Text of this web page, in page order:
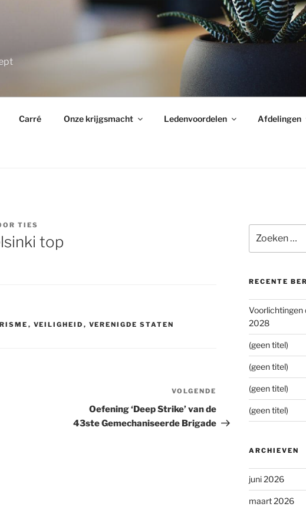
Carré Onze krijgsmacht Ledenvoordelen Afdelingen
TIES
top
, VEILIGHEID , VERENIGDE STATEN
Volgend
bericht
VOLGENDE
Oefening ‘Deep Strike’ van de
43ste Gemechaniseerde Brigade
naar:
RECENTE
Voorlichtingen
2028
(geen titel)
(geen titel)
(geen titel)
(geen titel)
ARCHIEVEN
juni 2026
maart 2026